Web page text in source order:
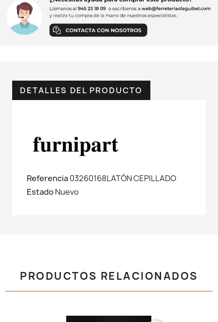
DETALLES DEL PRODUCTO
Referencia03260168LATÓN CEPILLADO
EstadoNuevo
PRODUCTOS RELACIONADOS